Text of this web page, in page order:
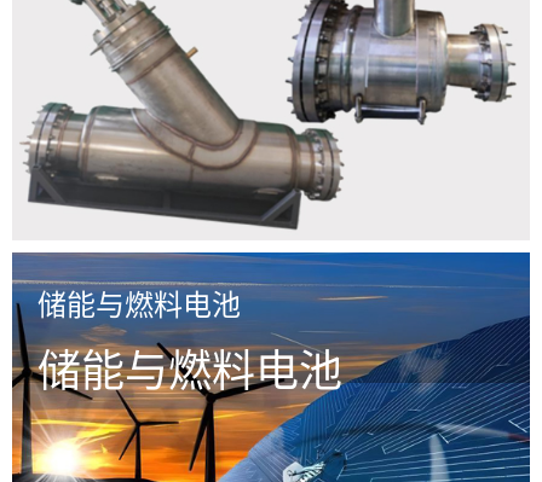
储能与燃料电池
储能与燃料电池